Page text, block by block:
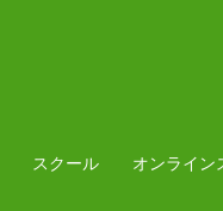
スクール オンライン